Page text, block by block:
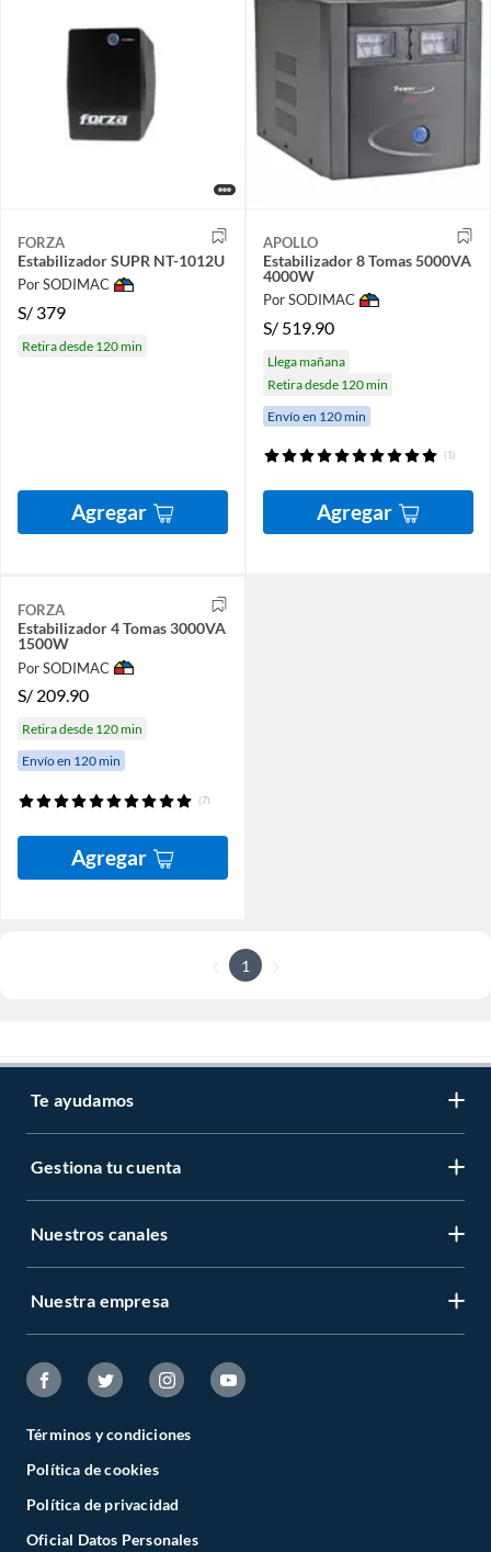
FORZA
Estabilizador SUPR NT-1012U
Por SODIMAC
S/ 379
Retira desde 120 min
Agregar
APOLLO
Estabilizador 8 Tomas 5000VA
4000W
Por SODIMAC
S/ 519.90
Llega mañana
Retira desde 120 min
Envío en 120 min
(1)
Agregar
FORZA
Estabilizador 4 Tomas 3000VA
1500W
Por SODIMAC
S/ 209.90
Retira desde 120 min
Envío en 120 min
(7)
Agregar
1
Te ayudamos
Gestiona tu cuenta
Nuestros canales
Nuestra empresa
Términos y condiciones
Política de cookies
Política de privacidad
Oficial Datos Personales